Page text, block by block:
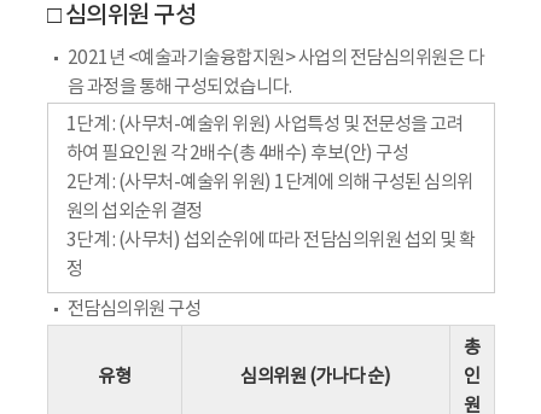
□ 심의위원 구성
2021년 <예술과기술융합지원> 사업의 전담심의위원은 다
음 과정을 통해 구성되었습니다.
1단계 : (사무처-예술위 위원) 사업특성 및 전문성을 고려
하여 필요인원 각 2배수(총 4배수) 후보(안) 구성
2단계 : (사무처-예술위 위원) 1단계에 의해 구성된 심의위
원의 섭외순위 결정
3단계 : (사무처) 섭외순위에 따라 전담심의위원 섭외 및 확
정
전담심의위원 구성
유형 심의위원 (가나다 순)
총
인
원